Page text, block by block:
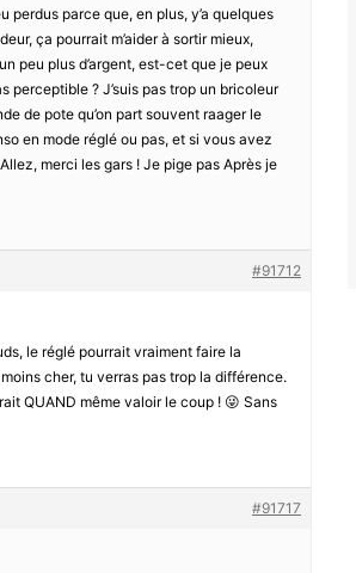
perdus parce que, en plus, y’a quelques
ça pourrait m’aider à sortir mieux,
peu plus d’argent, est-cet que je peux
perceptible ? J’suis pas trop un bricoleur
de pote qu’on part souvent raager le
en mode réglé ou pas, et si vous avez
merci les gars ! Je pige pas Après je
#91712
le réglé pourrait vraiment faire la
cher, tu verras pas trop la différence.
QUAND même valoir le coup ! 😜 Sans
#91717